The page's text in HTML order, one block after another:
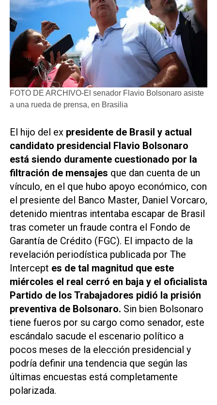
FOTO DE ARCHIVO-El senador Flavio Bolsonaro asiste
a una rueda de prensa, en Brasilia
El hijo del ex presidente de Brasil y actual
candidato presidencial Flavio Bolsonaro
está siendo duramente cuestionado por la
filtración de mensajes que dan cuenta de un
vínculo, en el que hubo apoyo económico, con
el presiente del Banco Master, Daniel Vorcaro,
detenido mientras intentaba escapar de Brasil
tras cometer un fraude contra el Fondo de
Garantía de Crédito (FGC). El impacto de la
revelación periodística publicada por The
Intercept es de tal magnitud que este
miércoles el real cerró en baja y el oficialista
Partido de los Trabajadores pidió la prisión
preventiva de Bolsonaro. Sin bien Bolsonaro
tiene fueros por su cargo como senador, este
escándalo sacude el escenario político a
pocos meses de la elección presidencial y
podría definir una tendencia que según las
últimas encuestas está completamente
polarizada.